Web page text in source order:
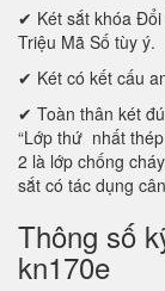
✔ Két sắt khóa Đổi
Triệu Mã Số tùy ý.
✔ Két có kết cấu
✔ Toàn thân két
“Lớp thứ nhất
2 là lớp chống
sắt có tác dụng
Thông số
kn170e